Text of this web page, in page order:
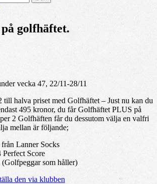
golfhäftet.
vecka 47, 22/11-28/11
till halva priset med Golfhäftet – Just nu kan du
495 kronor, du får Golfhäftet PLUS på
2 Golfhäften får du dessutom välja en valfri
mellan är följande;
Lanner Socks
Perfect Score
som håller)
den via klubben